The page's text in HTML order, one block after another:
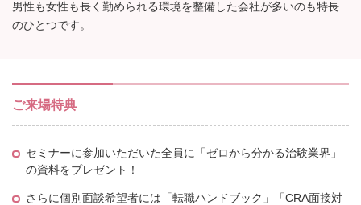
男性も女性も長く勤められる環境を整備した会社が多いのも特長
のひとつです。
ご来場特典
セミナーに参加いただいた全員に「ゼロから分かる治験業界」
の資料をプレゼント！
さらに個別面談希望者には「転職ハンドブック」「CRA面接対